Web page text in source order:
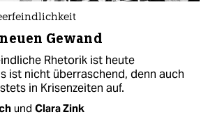
Gewand
Rhetorik ist heute
ist nicht überraschend, denn auch
in Krisenzeiten auf.
und Clara Zink